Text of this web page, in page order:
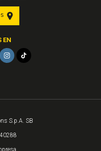
EN
S.p.A. SB